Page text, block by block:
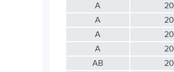
А
20
А
20
А
20
А
20
АВ
20